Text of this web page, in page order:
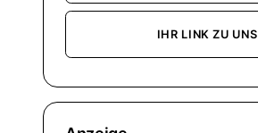
IHR LINK ZU UNS